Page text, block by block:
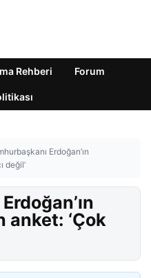
Rehberi Forum
Erdoğan’ın
değil’
anket: ‘Çok